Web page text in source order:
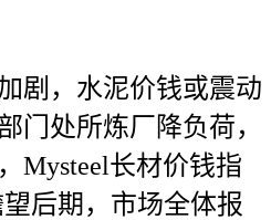
，水泥价钱或震动
门处所炼厂降负荷，
Mysteel长材价钱指
后期，市场全体报